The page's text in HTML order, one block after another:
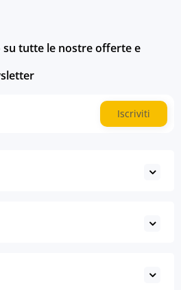
su tutte le nostre offerte e
Iscriviti